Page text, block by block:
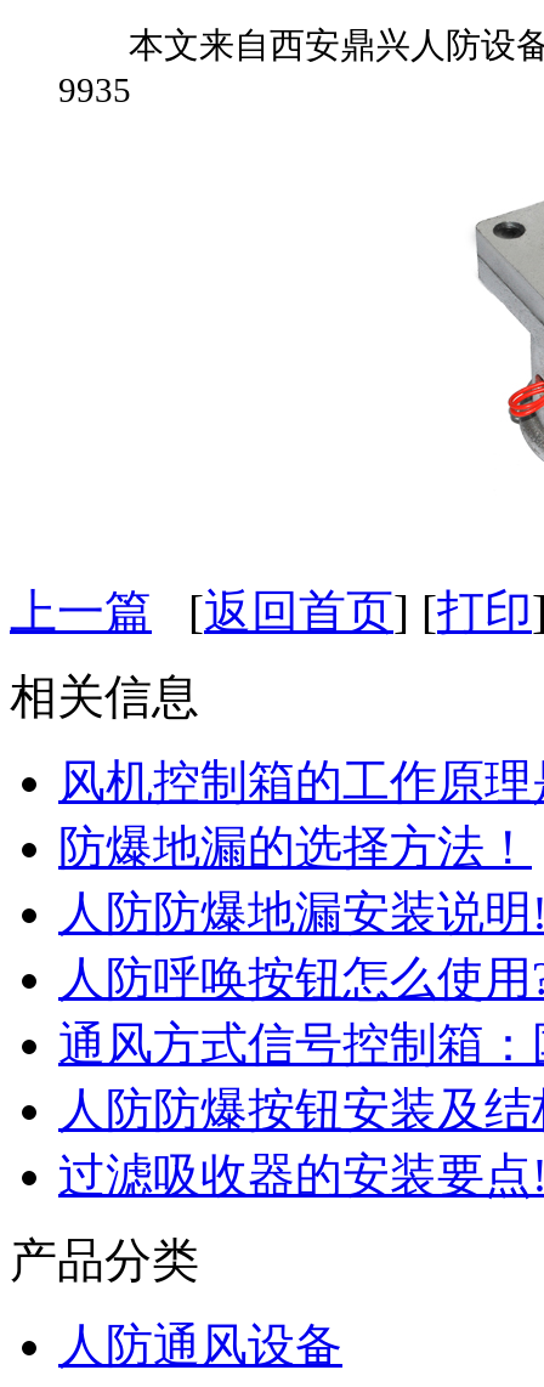
本文来自西安鼎兴人防设备
9935
上一篇 [返回首页] [打印
相关信息
风机控制箱的工作原
防爆地漏的选择方法！
人防防爆地漏安装说
人防呼唤按钮怎么使用
通风方式信号控制箱
人防防爆按钮安装及
过滤吸收器的安装要点
产品分类
人防通风设备